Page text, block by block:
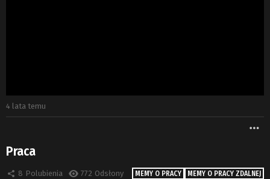
4 lata temu
MEMY O PRACY MEMY O PRACY ZDALNEJ
Praca
8 Polubienia 772 Odsłony